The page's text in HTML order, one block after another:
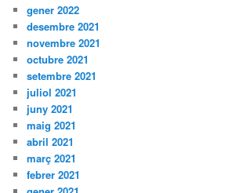
gener 2022
desembre 2021
novembre 2021
octubre 2021
setembre 2021
juliol 2021
juny 2021
maig 2021
abril 2021
març 2021
febrer 2021